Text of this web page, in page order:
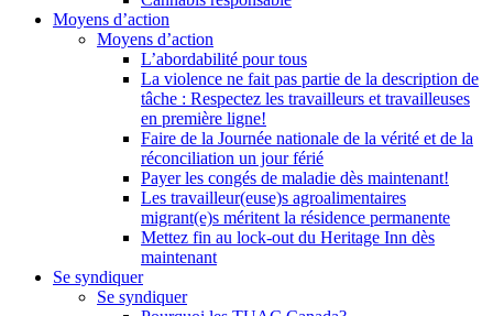
Moyens d’action
Moyens d’action
L’abordabilité pour tous
La violence ne fait pas partie de la description de
tâche : Respectez les travailleurs et travailleuses
en première ligne!
Faire de la Journée nationale de la vérité et de la
réconciliation un jour férié
Payer les congés de maladie dès maintenant!
Les travailleur(euse)s agroalimentaires
migrant(e)s méritent la résidence permanente
Mettez fin au lock-out du Heritage Inn dès
maintenant
Se syndiquer
Se syndiquer